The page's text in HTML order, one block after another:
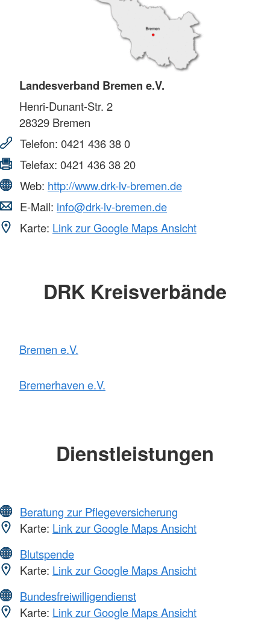
Landesverband Bremen e.V.
Henri-Dunant-Str. 2
28329 Bremen
Telefon: 0421 436 38 0
Telefax: 0421 436 38 20
Web: http://www.drk-lv-bremen.de
E-Mail: info@drk-lv-bremen.de
Karte: Link zur Google Maps Ansicht
DRK Kreisverbände
Bremen e.V.
Bremerhaven e.V.
Dienstleistungen
Beratung zur Pflegeversicherung
Karte: Link zur Google Maps Ansicht
Blutspende
Karte: Link zur Google Maps Ansicht
Bundesfreiwilligendienst
Karte: Link zur Google Maps Ansicht